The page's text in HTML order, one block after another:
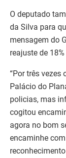
O deputado
da Silva para
mensagem do
reajuste de
“Por três vezes
Palácio do
policias, mas
cogitou
agora no bom
encaminhe